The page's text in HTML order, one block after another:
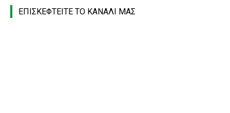
ΕΠΙΣΚΕΦΤΕΙΤΕ ΤΟ ΚΑΝΑΛΙ ΜΑΣ